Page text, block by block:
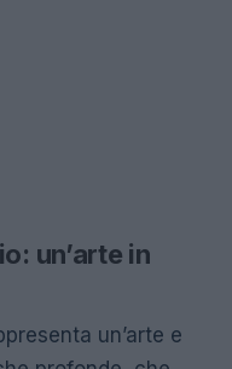
un’arte in
un’arte e